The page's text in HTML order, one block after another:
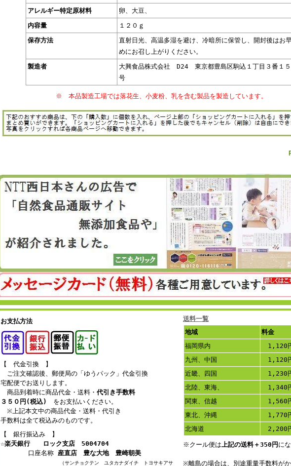
アレルギー特定原材料
卵、大豆、
内容量
１２０ｇ
保存方法
直射日光、高温多湿を避け、冷暗所に保管し、開封後はお
めにお召し上がりください。
製造者
大興食品株式会社 D24 東京都豊島区駒込１丁目３番１５
号
※ 本品製造工場では落花生、小麦粉、乳を含む製品を製造しています。
お支払方法
【 代金引換 】
ご注文確認後、郵便局の「ゆうパック」代金引換
宅配便でお送りします。
商品到着時に商品代金・送料・ 代引き手数料
３５０円(税込) をお支払いください。
※上記本文中の商品代金・送料・代引き
手数料は全て税込みのものです。
【 銀行振込み 】
☆楽天銀行
ロック支店 5004704
口座名称 産直店 豊な大地 豊崎朝美
（サンチョクテン ユタカナダイチ トヨサキアサ
送料一覧
地域
料金
福岡県内
1,120
九州、中国
1,120
近畿、四国
1,230
北陸、東海、
1,340
関東、信越
1,560
東北、沖縄
1,770
北海道
2,200
※クール便は 上記の送料＋350円 に
※離島の場合は、別途重量手数料が